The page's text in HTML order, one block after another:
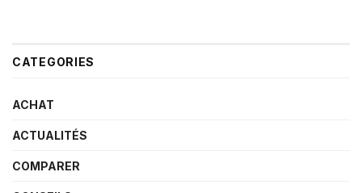
CATEGORIES
ACHAT
ACTUALITÉS
COMPARER